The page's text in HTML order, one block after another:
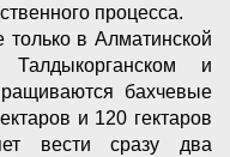
процесса.
только в Алматинской
и
бахчевые
и 120 гектаров
вести сразу два